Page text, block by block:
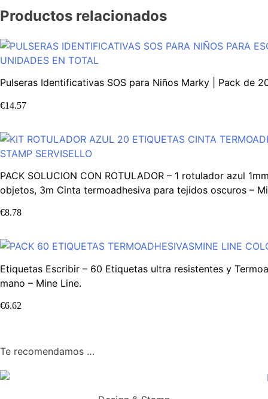
Productos relacionados
Pulseras Identificativas SOS para Niños Marky | Pack de
€14.57
PACK SOLUCION CON ROTULADOR – 1 rotulador azul
objetos, 3m Cinta termoadhesiva para tejidos oscuros –
€8.78
Etiquetas Escribir – 60 Etiquetas ultra resistentes y
mano – Mine Line.
€6.62
Te recomendamos …